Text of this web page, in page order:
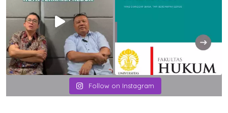
Follow on Instagram